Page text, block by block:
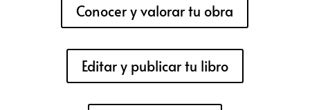
Conocer y valorar tu obra
Editar y publicar tu libro